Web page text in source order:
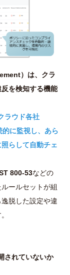
）は、クラ
を検知する機能
ラウド各社
的に監視し、あら
らして自動チェ
800-53などの
ールセットが組
脱した設定や違
されていないか